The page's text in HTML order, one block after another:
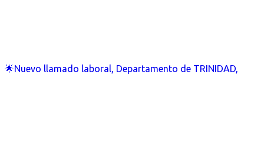
🌟Nuevo llamado laboral, Departamento de TRINIDAD,